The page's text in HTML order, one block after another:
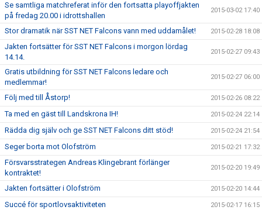
Se samtliga matchreferat inför den fortsatta playoffjakten
på fredag 20.00 i idrottshallen
2015-03-02 17:40
Stor dramatik när SST NET Falcons vann med uddamålet! 2015-02-28 18:08
Jakten fortsätter för SST NET Falcons i morgon lördag
14.14.
2015-02-27 09:43
Gratis utbildning för SST NET Falcons ledare och
medlemmar!
2015-02-27 06:00
Följ med till Åstorp! 2015-02-26 08:22
Ta med en gäst till Landskrona IH! 2015-02-24 22:14
Rädda dig själv och ge SST NET Falcons ditt stöd! 2015-02-24 21:54
Seger borta mot Olofström 2015-02-21 17:32
Försvarsstrategen Andreas Klingebrant förlänger
kontraktet!
2015-02-20 19:49
Jakten fortsätter i Olofström 2015-02-20 14:44
Succé för sportlovsaktiviteten 2015-02-17 16:15